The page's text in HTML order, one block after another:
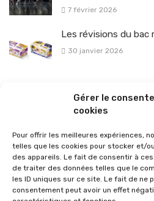
Gérer le
cookies
Pour offrir les meilleures expériences,
telles que les cookies pour stocker et/
des appareils. Le fait de consentir à
de traiter des données telles que le
les ID uniques sur ce site. Le fait de ne
consentement peut avoir un effet
7 février 2026
Les révisions du bac
30 janvier 2026